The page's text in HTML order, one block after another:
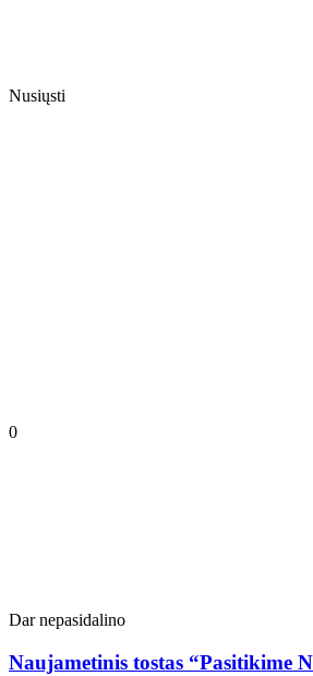
Nusiųsti
0
Dar nepasidalino
Naujametinis tostas “Pasitikime